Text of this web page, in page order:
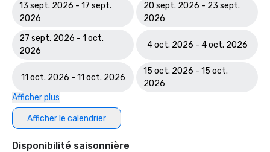
13 sept. 2026 - 17 sept.
2026
20 sept. 2026 - 23 sept.
2026
27 sept. 2026 - 1 oct.
2026
4 oct. 2026 - 4 oct. 2026
11 oct. 2026 - 11 oct. 2026
15 oct. 2026 - 15 oct.
2026
Afficher plus
Afficher le calendrier
Disponibilité saisonnière